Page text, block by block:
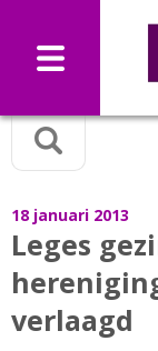
18 januari 2013
Leges
verlaagd